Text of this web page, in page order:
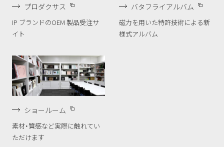
プロダクサス
IP ブランドのOEM 製品受注サ
イト
バタフライアルバム
磁力を用いた特許技術による新
様式アルバム
ショールーム
素材・質感など実際に触れてい
ただけます